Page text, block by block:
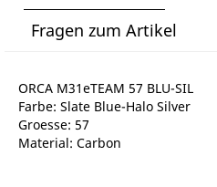
Fragen zum Artikel
ORCA M31eTEAM 57 BLU-SIL
Farbe: Slate Blue-Halo Silver
Groesse: 57
Material: Carbon